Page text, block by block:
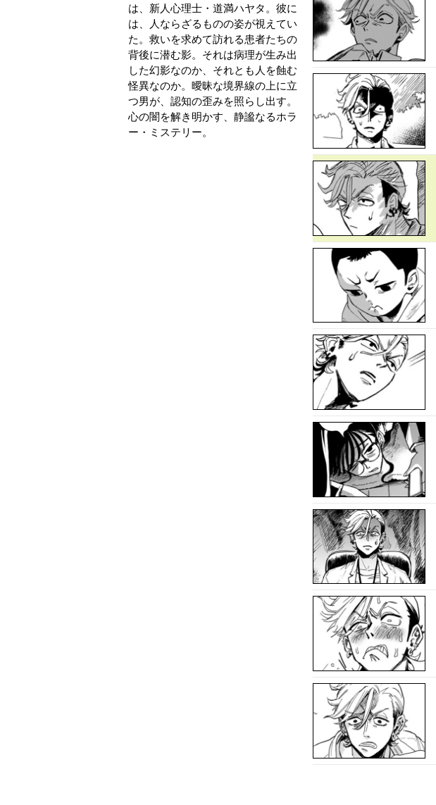
は、新人心理士・道満ハヤタ。彼に
は、人ならざるものの姿が視えてい
た。救いを求めて訪れる患者たちの
背後に潜む影。それは病理が生み出
した幻影なのか、それとも人を蝕む
怪異なのか。曖昧な境界線の上に立
つ男が、認知の歪みを照らし出す。
心の闇を解き明かす、静謐なるホラ
ー・ミステリー。